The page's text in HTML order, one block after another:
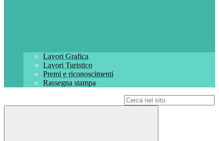
Lavori Grafica
Lavori Turistico
Premi e riconoscimenti
Rassegna stampa